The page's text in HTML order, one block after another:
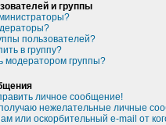
и группы
пользователей?
в группу?
модератором группы?
личное сообщение!
нежелательные личные
или оскорбительный e-mail от